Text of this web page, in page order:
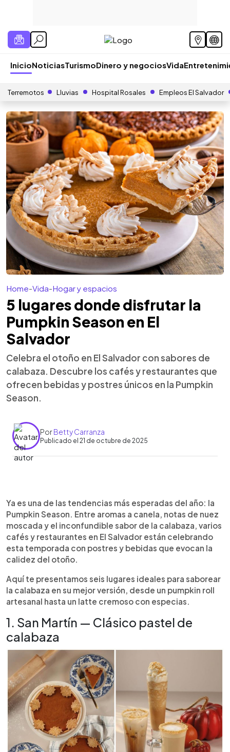
InicioNoticiasTurismoDinero y negociosVida
Terremotos Lluvias Hospital Rosales Empleos El Salvador
Home-Vida-Hogar y espacios
5 lugares donde disfrutar la
Pumpkin Season en El
Salvador
Celebra el otoño en El Salvador con sabores de
calabaza. Descubre los cafés y restaurantes que
ofrecen bebidas y postres únicos en la Pumpkin
Season.
PorBetty Carranza
Publicado el 21 de octubre de 2025
Escuchar artículo
La Pumpkin Season llegó a El Salvador con su
mezcla de aromas, calidez y sabor a calabaza.
Cafeterías y panaderías locales como San Martín,
Juan Valdez, Le Croissant, Andián y Starbucks
ofrecen postres y bebidas que celebran el
espíritu otoñal. Desde el tradicional Pumpkin Pie y
frappuccinos de temporada, cada lugar propone
su versión de esta tendencia que combina lo
clásico y lo moderno. Un recorrido ideal para los
amantes del café y los sabores dulces que
marcan el inicio del otoño en el país.
Ya es una de las tendencias más esperadas del año: la
Pumpkin Season. Entre aromas a canela, notas de nuez
moscada y el inconfundible sabor de la calabaza, varios
cafés y restaurantes en El Salvador están celebrando
esta temporada con postres y bebidas que evocan la
calidez del otoño.
Aquí te presentamos seis lugares ideales para saborear
la calabaza en su mejor versión, desde un pumpkin roll
artesanal hasta un latte cremoso con especias.
1. San Martín — Clásico pastel de
calabaza